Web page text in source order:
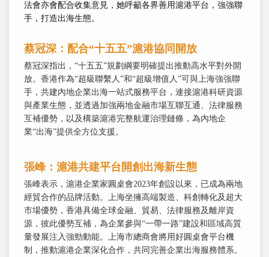
法會亦會配合收集意見，她呼籲各界善用滬港平台，強強聯
手，打造出海生態。
蔡冠深：配合“十五五”滬港協同開放
蔡冠深指出，“十五五”規劃綱要明確提出推動高水平對外開
放。香港作為“超級聯繫人”和“超級增值人”可與上海強強聯
手，共建內地企業出海一站式服務平台，連接滬港科研資源
與產業生態，並透過加強兩地金融市場互聯互通、法律服務
互補優勢，以及構築滬港完整航運治理鏈條，為內地企
業“出海”提供全方位支援。
張峰：滬港共建平台開創出海新生態
張峰表示，滬港企業家圓桌會2023年創設以來，已成為兩地
經貿合作的品牌活動。上海坐擁高端製造、科創轉化及超大
市場優勢，香港具備全球金融、貿易、法律服務及離岸資
源，彼此優勢互補，為企業參與“一帶一路”建設和區域高質
量發展注入強勁動能。上海市總商會將用好圓桌會平台機
制，推動滬港企業深化合作，共同完善企業出海服務體系。